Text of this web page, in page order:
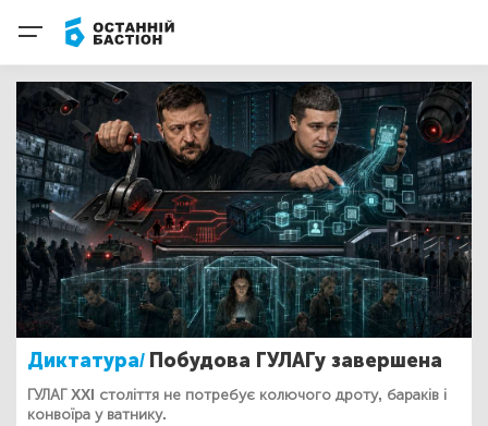
Диктатура/ Побудова ГУЛАГу завершена
ГУЛАГ XXI століття не потребує колючого дроту, бараків і
конвоїра у ватнику.